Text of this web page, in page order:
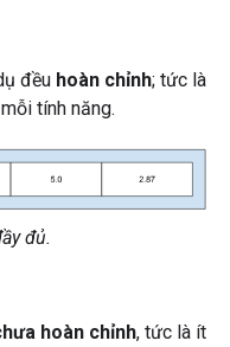
đều hoàn chỉnh; tức là
tính năng.
đủ.
hoàn chỉnh, tức là ít